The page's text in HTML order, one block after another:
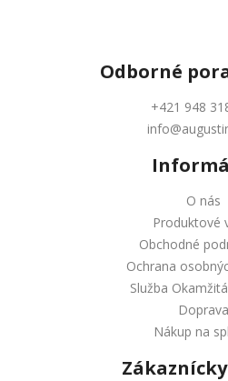
Odborné
+421 948
O nás
Produktové
Obchodné
Ochrana
Služba
Doprava
Nákup na